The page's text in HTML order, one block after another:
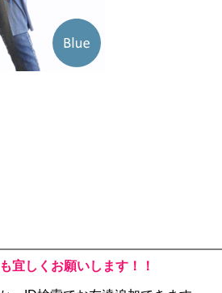
宜しくお願いします！！